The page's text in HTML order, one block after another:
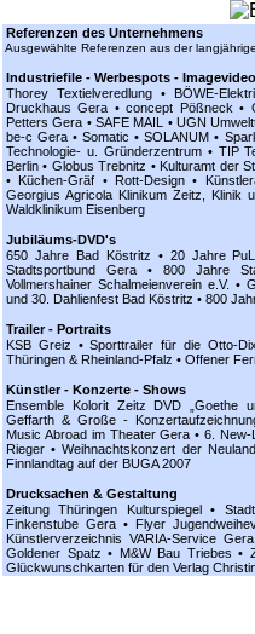
Referenzen des Unternehmens
Ausgewählte Referenzen aus der
Industriefile - Werbespots -
Thorey Textielveredlung • BÖWE-
Druckhaus Gera • concept Pößneck •
Petters Gera • SAFE MAIL • UGN
be-c Gera • Somatic • SOLANUM •
Technologie- u. Gründerzentrum • TIP
Berlin • Globus Trebnitz • Kulturamt der
• Küchen-Gräf • Rott-Design •
Georgius Agricola Klinikum Zeitz, Klinik
Waldklinikum Eisenberg
Jubiläums-DVD's
650 Jahre Bad Köstritz • 20 Jahre
Stadtsportbund Gera • 800 Jahre
Vollmershainer Schalmeienverein e.V. •
und 30. Dahlienfest Bad Köstritz • 800
Trailer - Portraits
KSB Greiz • Sporttrailer für die Otto-
Thüringen & Rheinland-Pfalz • Offener
Künstler - Konzerte - Shows
Ensemble Kolorit Zeitz DVD „Goethe
Geffarth & Große -
Music Abroad im Theater Gera • 6.
Rieger • Weihnachtskonzert der
Finnlandtag auf der BUGA 2007
Drucksachen & Gestaltung
Zeitung Thüringen Kulturspiegel •
Finkenstube Gera • Flyer
Künstlerverzeichnis VARIA-Service
Goldener Spatz • M&W Bau Triebes •
Glückwunschkarten für den Verlag